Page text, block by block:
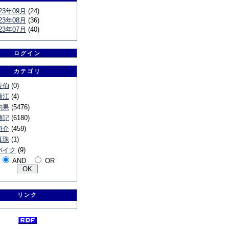
年09月 (24)
年08月 (36)
年07月 (40)
ログイン
カテゴリ
伯 (0)
江(4)
果(5476)
記(6180)
介(459)
珠(1)
イク (9)
AND
OR
リンク